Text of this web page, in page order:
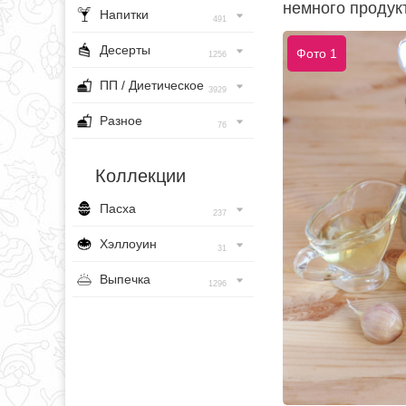
Напитки 491
Десерты 1256
ПП / Диетическое 3929
Разное 76
Коллекции
Пасха 237
Хэллоуин 31
Выпечка 1296
немного
Фото 1